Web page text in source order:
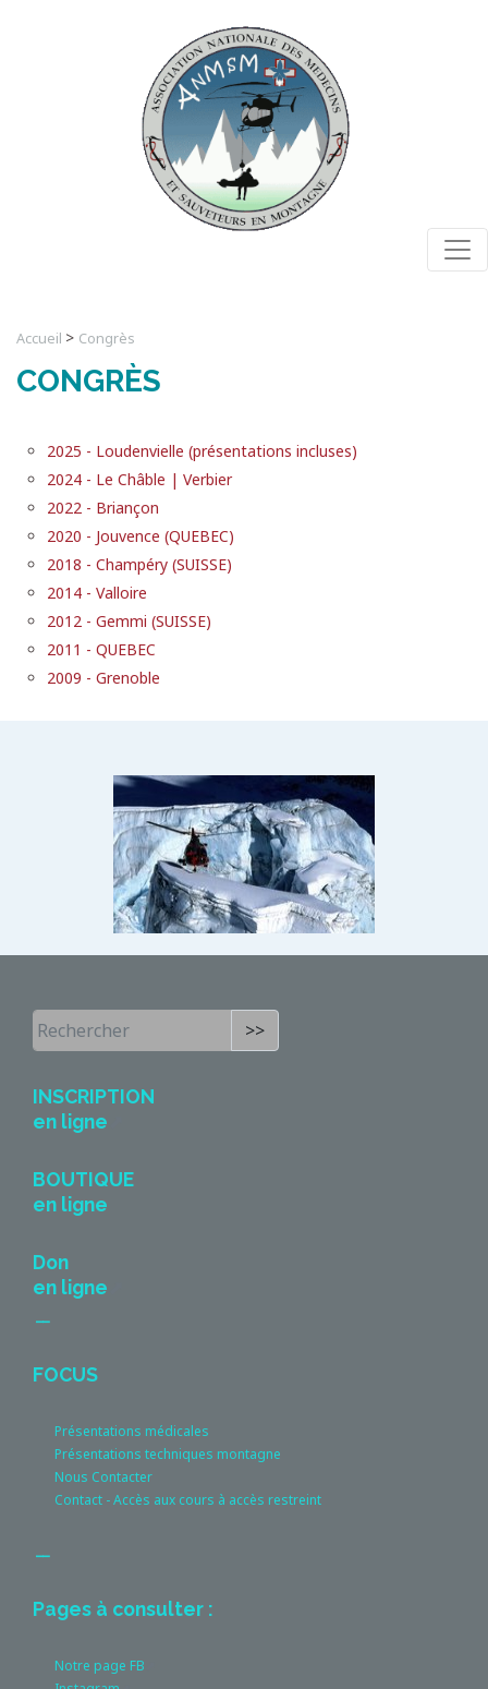
>>
INSCRIPTION
en ligne
BOUTIQUE
en ligne
Don
en ligne
FOCUS
Présentations médicales
Présentations techniques montagne
Nous Contacter
Contact - Accès aux cours à accès restreint
Pages à consulter :
Notre page FB
Accueil > Congrès
CONGRÈS
2025 - Loudenvielle (présentations incluses)
2024 - Le Châble | Verbier
2022 - Briançon
2020 - Jouvence (QUEBEC)
2018 - Champéry (SUISSE)
2014 - Valloire
2012 - Gemmi (SUISSE)
2011 - QUEBEC
2009 - Grenoble